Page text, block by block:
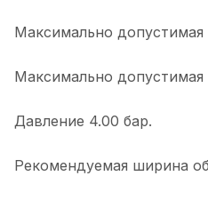
Максимально допустимая
Максимально допустимая
Давление 4.00 бар.
Рекомендуемая ширина